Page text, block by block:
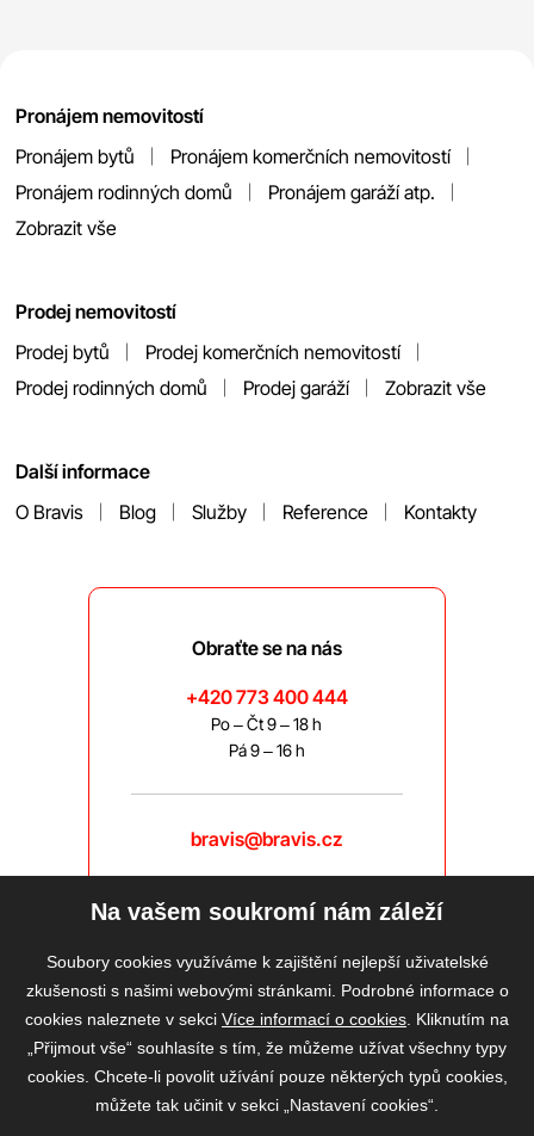
Pronájem nemovitostí
Pronájem bytů
Pronájem komerčních nemovitostí
Pronájem rodinných domů
Pronájem garáží atp.
Zobrazit vše
Prodej nemovitostí
Prodej bytů
Prodej komerčních nemovitostí
Prodej rodinných domů
Prodej garáží Zobrazit vše
Další informace
O Bravis
Blog Služby Reference Kontakty
Obraťte se na nás
+420 773 400 444
Po – Čt 9 – 18 h
Pá 9 – 16 h
bravis@bravis.cz
Na vašem soukromí nám záleží
Soubory cookies využíváme k zajištění nejlepší uživatelské
zkušenosti s našimi webovými stránkami. Podrobné informace o
cookies naleznete v sekci Více informací o cookies . Kliknutím na
„Přijmout vše“ souhlasíte s tím, že můžeme užívat všechny typy
cookies. Chcete-li povolit užívání pouze některých typů cookies,
můžete tak učinit v sekci „Nastavení cookies“.